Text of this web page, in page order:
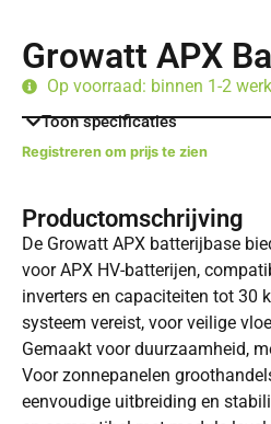
Growatt APX
Op voorraad: binnen 1-2
Toon specificaties
Registreren om prijs te zien
Productomschrijving
De Growatt APX batterijbase
voor APX HV-batterijen,
inverters en capaciteiten tot 30
systeem vereist, voor veilige
Gemaakt voor duurzaamheid,
Voor zonnepanelen
eenvoudige uitbreiding en